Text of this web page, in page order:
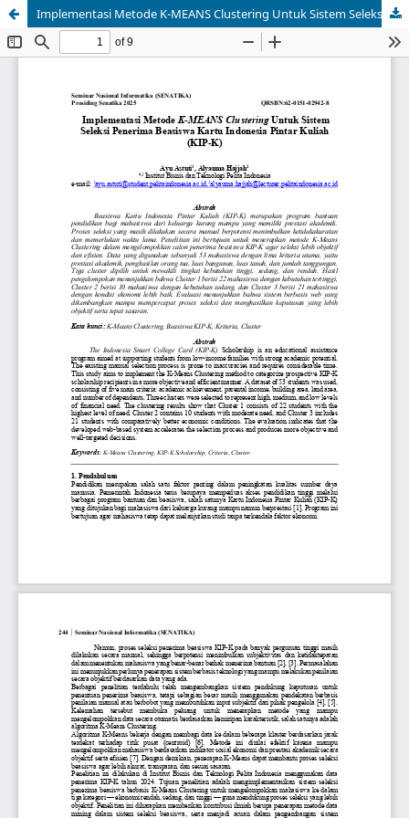
Implementasi Metode K-MEANS Clustering Untuk Sistem Seleksi Penerima Beasiswa Kartu Indonesia Pintar Kuliah (KIP-K)